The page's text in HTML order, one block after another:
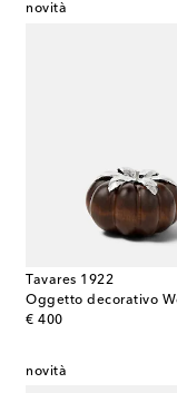
novità
Tavares 1922
€ 400
original price
novità